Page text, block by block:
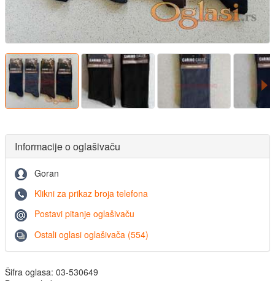
Informacije o oglašivaču
Goran
Klikni za prikaz broja telefona
Postavi pitanje oglašivaču
Ostali oglasi oglašivača (554)
Šifra oglasa: 03-530649